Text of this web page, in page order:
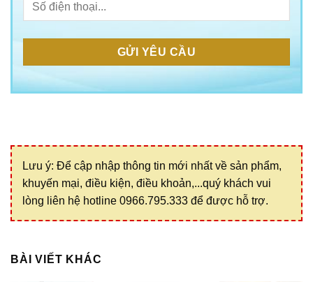
Lưu ý: Để cập nhập thông tin mới nhất về sản phẩm,
khuyến mại, điều kiện, điều khoản,...quý khách vui
lòng liên hệ hotline 0966.795.333 để được hỗ trợ.
BÀI VIẾT KHÁC